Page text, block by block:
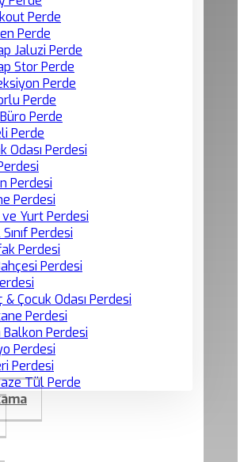
Perde
Perde
Jaluzi Perde
Stor Perde
Perde
Perde
Perde
Perde
Odası Perdesi
Perdesi
Perdesi
Yurt Perdesi
Perdesi
Perdesi
Perdesi
& Çocuk Odası Perdesi
Perdesi
Balkon Perdesi
Perdesi
Perdesi
Tül Perde